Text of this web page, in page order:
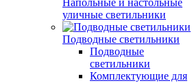
Напольные и настольные
уличные светильники
Подводные светильники
Подводные
светильники
Комплектующие для